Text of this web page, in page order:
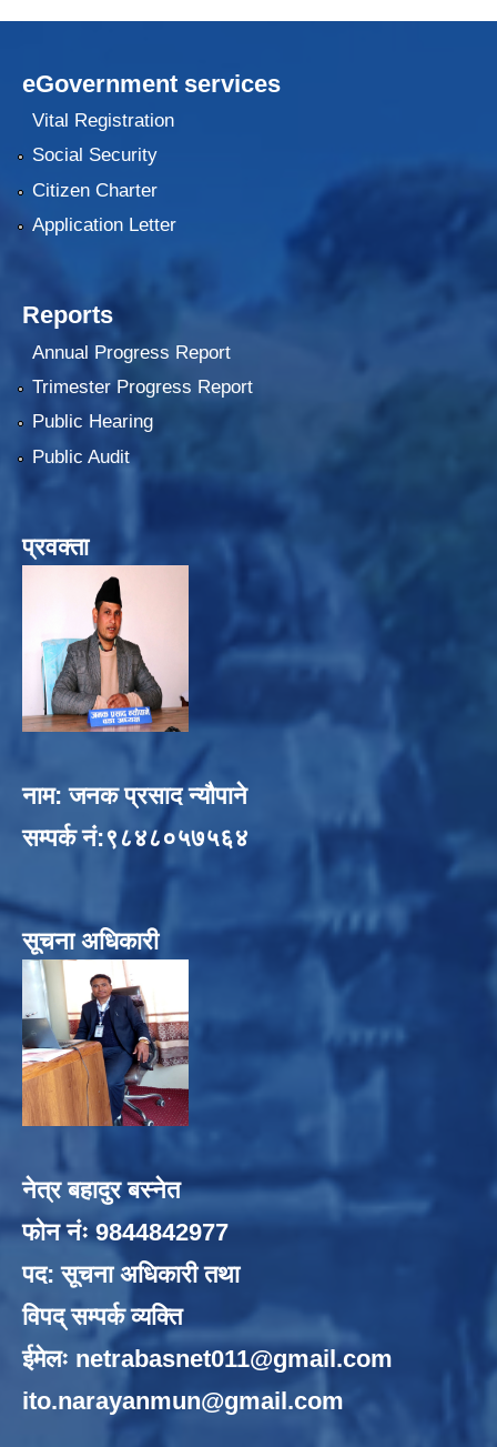
eGovernment services
Vital Registration
Social Security
Citizen Charter
Application Letter
Reports
Annual Progress Report
Trimester Progress Report
Public Hearing
Public Audit
प्रवक्ता
नाम: जनक प्रसाद न्यौपाने
सम्पर्क नं:९८४८०५७५६४
सूचना अधिकारी
नेत्र बहादुर बस्नेत
फोन नंः 9844842977
पद: सूचना अधिकारी तथा
विपद् सम्पर्क व्यक्ति
ईमेलः netrabasnet011@gmail.com
ito.narayanmun@gmail.com